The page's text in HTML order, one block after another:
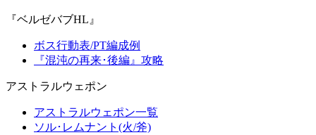
『ベルゼバブHL』
ボス行動表/PT編成例
『混沌の再来･後編』攻略
アストラルウェポン
アストラルウェポン一覧
ソル･レムナント(火/斧)